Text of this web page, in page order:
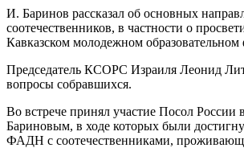
И. Баринов рассказал об основных
соотечественников, в частности о
Кавказском молодежном
Председатель КСОРС Израиля Леонид
вопросы собравшихся.
Во встрече принял участие Посол России
Бариновым, в ходе которых были
ФАДН с соотечественниками,